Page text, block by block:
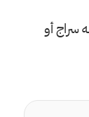
سراج أو